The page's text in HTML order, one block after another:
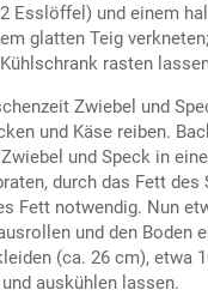
Esslöffel) und einem
glatten Teig
rasten
Zwiebel und
und Käse reiben.
und Speck in
durch das Fett
Fett notwendig. Nun
und den Boden
(ca. 26 cm), etwa
auskühlen lassen.